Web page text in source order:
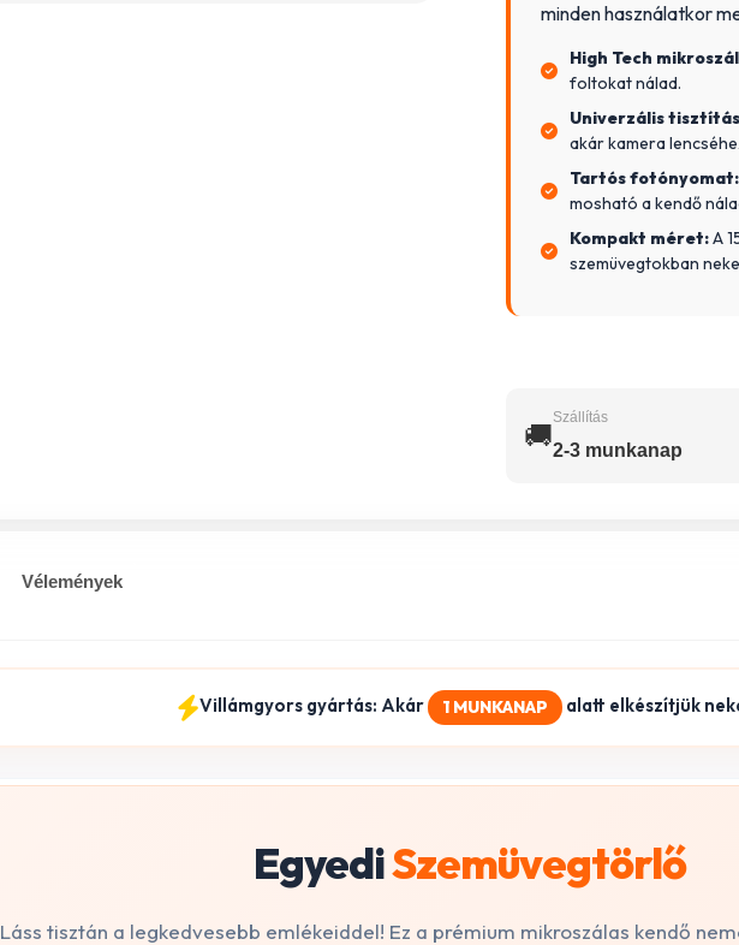
minden használatkor
High Tech
foltokat nálad.
Univerzális
akár kamera
Tartós fotónyomat:
mosható a kendő
Kompakt méret:A
szemüvegtokban
🚚
Szállítás
2-3 munkanap
Vélemények
Villámgyors gyártás: Akár 1 MUNKANAP alatt elkészítjük
EgyediSzemüvegtörlő
Láss tisztán a legkedvesebb emlékeiddel! Ez a prémium mikroszálas kendő